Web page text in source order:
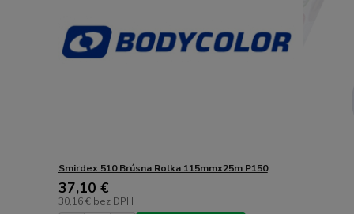
Smirdex 510 Brúsna Rolka 115mmx25m P150
37,10 €
30,16 € bez DPH